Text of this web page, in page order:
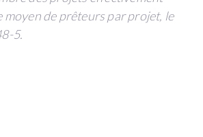
de prêteurs par projet, le
5.